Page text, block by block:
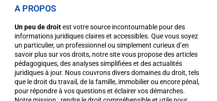
A PROPOS
Un peu de droitest votre source incontournable pour des
informations juridiques claires et accessibles. Que vous soyez
un particulier, un professionnel ou simplement curieux d’en
savoir plus sur vos droits, notre site vous propose des articles
pédagogiques, des analyses simplifiées et des actualités
juridiques à jour. Nous couvrons divers domaines du droit, tels
que le droit du travail, de la famille, immobilier ou encore pénal,
pour répondre à vos questions et éclairer vos démarches.